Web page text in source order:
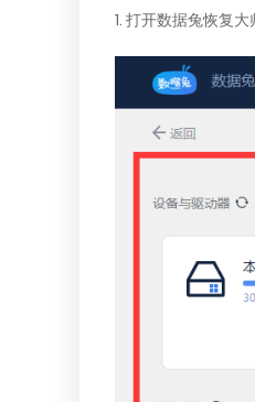
1. 打开数据兔恢复